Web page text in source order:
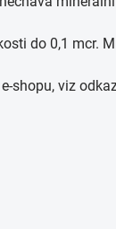
do 0,1 mcr.
shopu, viz